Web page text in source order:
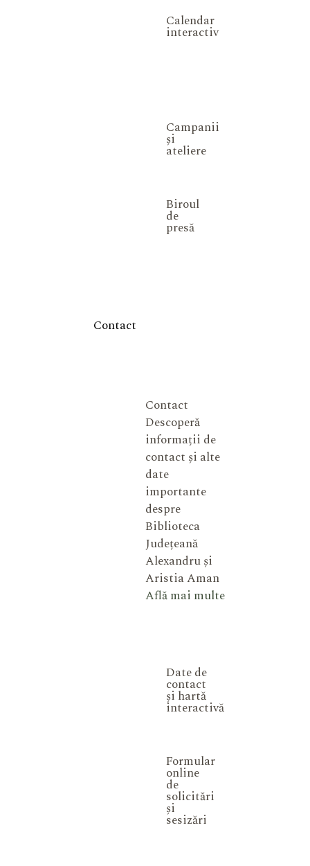
Calendar
interactiv
Campanii
și
ateliere
Biroul
de
presă
Contact
Contact
Descoperă
informații de
contact și alte
date
importante
despre
Biblioteca
Județeană
Alexandru și
Aristia Aman
Află mai multe
Date de
contact
și hartă
interactivă
Formular
online
de
solicitări
și
sesizări